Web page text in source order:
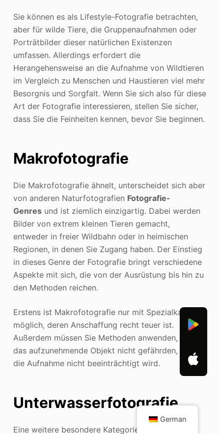
Sie können es als Lifestyle-Fotografie betrachten,
aber für wilde Tiere, die Gruppenaufnahmen oder
Porträtbilder dieser natürlichen Existenzen
umfassen. Allerdings erfordert die
Herangehensweise an die Aufnahme von Wildtieren
im Vergleich zu Menschen und Haustieren viel mehr
Besorgnis und Sorgfalt. Wenn Sie sich also für diese
Art der Fotografie interessieren, stellen Sie sicher,
dass Sie die Feinheiten kennen, bevor Sie beginnen.
Makrofotografie
Die Makrofotografie ähnelt, unterscheidet sich aber
von anderen Naturfotografien Fotografie-
Genresund ist ziemlich einzigartig. Dabei werden
Bilder von extrem kleinen Tieren gemacht,
entweder in freier Wildbahn oder in heimischen
Regionen, in denen Sie Zugang haben. Der Einstieg
in dieses Genre der Fotografie bringt verschiedene
Aspekte mit sich, die von der Ausrüstung bis hin zu
den Methoden reichen.
Erstens ist Makrofotografie nur mit Spezialkameras
möglich, deren Anschaffung recht teuer ist.
Außerdem müssen Sie Methoden anwenden, die
das aufzunehmende Objekt nicht gefährden, sodass
die Aufnahme nicht beeinträchtigt wird.
Unterwasserfotografie
Eine weitere besondere Kategorie unter den
German